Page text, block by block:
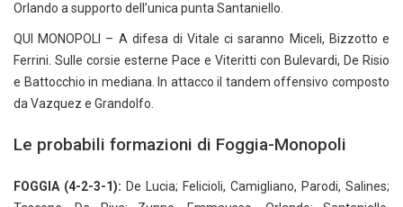
Orlando a supporto dell’unica punta Santaniello.
QUI MONOPOLI – A difesa di Vitale ci saranno Miceli, Bizzotto e
Ferrini. Sulle corsie esterne Pace e Viteritti con Bulevardi, De Risio
e Battocchio in mediana. In attacco il tandem offensivo composto
da Vazquez e Grandolfo.
Le probabili formazioni di Foggia-Monopoli
FOGGIA (4-2-3-1): De Lucia; Felicioli, Camigliano, Parodi, Salines;